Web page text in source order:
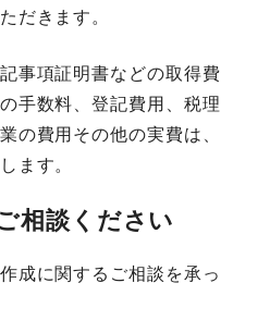
だきます。
事項証明書などの取得費
手数料、登記費用、税理
の費用その他の実費は、
ます。
相談ください
成に関するご相談を承っ